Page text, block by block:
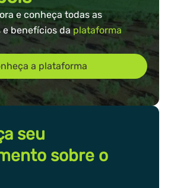
e conheça todas as
e benefícios daplataforma
a plataforma
seu
sobre o